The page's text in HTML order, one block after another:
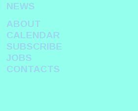
NEWS
ABOUT
CALENDAR
SUBSCRIBE
JOBS
CONTACTS